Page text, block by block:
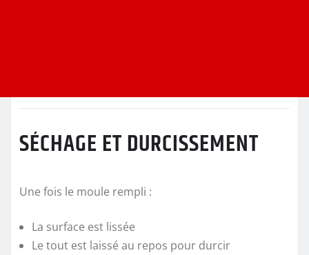
SÉCHAGE ET DURCISSEMENT
Une fois le moule rempli :
La surface est lissée
Le tout est laissé au repos pour durcir